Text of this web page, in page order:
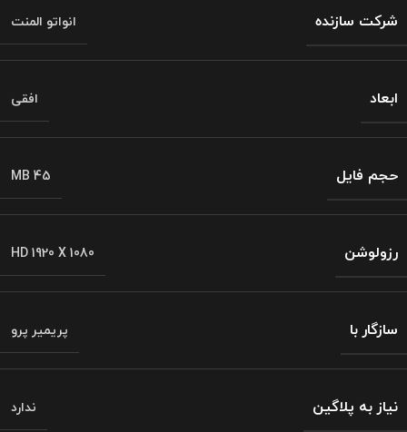
شرکت سازنده
انواتو المنت
ابعاد افقی
حجم فایل MB 45
رزولوشن HD 1920 X 1080
سازگار با پریمیر پرو
نیاز به پلاگین ندارد